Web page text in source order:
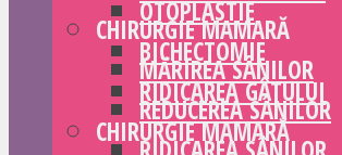
CHIRURGIE MAMARĂ
MĂRIREA SÂNILOR
REDUCEREA SÂNILOR
OTOPLASTIE
BICHECTOMIE
RIDICAREA GÂTULUI
CHIRURGIE MAMARĂ